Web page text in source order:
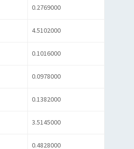
0.2769000
4.5102000
0.1016000
0.0978000
0.1382000
3.5145000
0.4828000